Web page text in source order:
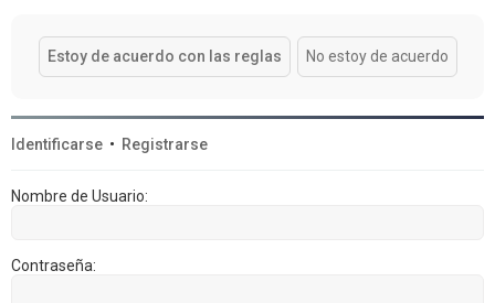
Identificarse • Registrarse
Nombre de Usuario:
Contraseña: